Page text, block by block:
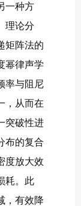
一种方
理论分
矩阵法的
幂律声学
率与阻尼
，从而在
突破性进
布的复合
度放大效
耗。此
，有效降